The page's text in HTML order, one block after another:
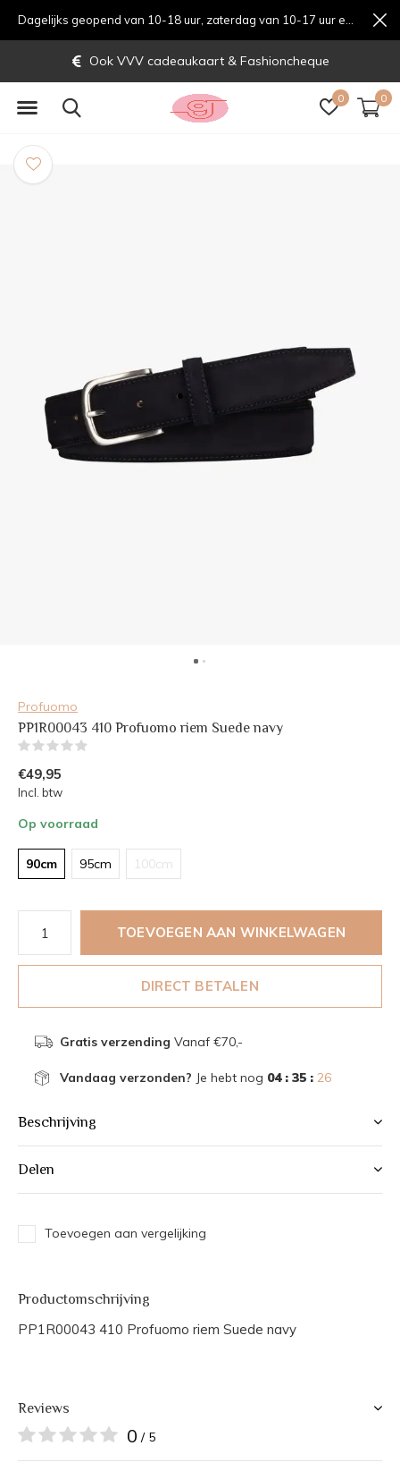
0 0
Ook VVV cadeaukaart & Fashioncheque
Profuomo
PP1R00043 410 Profuomo riem Suede navy
€49,95
Incl. btw
Op voorraad
90cm 95cm 100cm
TOEVOEGEN AAN WINKELWAGEN
DIRECT BETALEN
Gratis verzending Vanaf €70,-
Vandaag verzonden? Je hebt nog 04 : 35 : 26
Beschrijving
Delen
Toevoegen aan vergelijking
Productomschrijving
PP1R00043 410 Profuomo riem Suede navy
Reviews
0 / 5